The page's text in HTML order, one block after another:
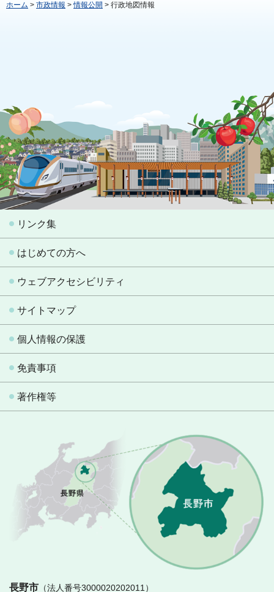
ホーム > 市政情報 >情報公開 > 行政地図情報
リンク集
はじめての方へ
ウェブアクセシビリティ
サイトマップ
個人情報の保護
免責事項
著作権等
長野市 （法人番号3000020202011）